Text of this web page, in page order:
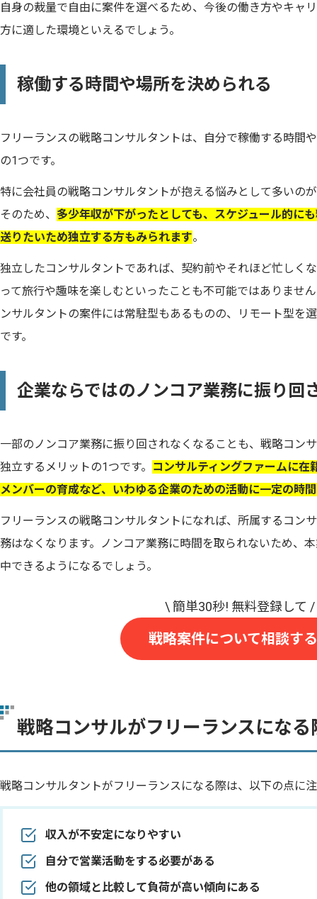
自身の裁量で自由に案件を選べるため、今後の働き方やキャ
方に適した環境といえるでしょう。
稼働する時間や場所を決められる
フリーランスの戦略コンサルタントは、自分で稼働する時間
の1つです。
特に会社員の戦略コンサルタントが抱える悩みとして多いの
そのため、 多少年収が下がったとしても、スケジュール的に
送りたいため独立する方もみられます。
独立したコンサルタントであれば、契約前やそれほど忙しく
って旅行や趣味を楽しむといったことも不可能ではありませ
ンサルタントの案件には常駐型もあるものの、リモート型を
です。
企業ならではのノンコア業務に振り回
一部のノンコア業務に振り回されなくなることも、戦略コン
独立するメリットの1つです。
コンサルティングファームに在
メンバーの育成など、いわゆる企業のための活動に一定の時
フリーランスの戦略コンサルタントになれば、所属するコン
務はなくなります。ノンコア業務に時間を取られないため、
中できるようになるでしょう。
戦略案件について相談する
戦略コンサルがフリーランスになる
戦略コンサルタントがフリーランスになる際は、以下の点に
収入が不安定になりやすい
自分で営業活動をする必要がある
他の領域と比較して負荷が高い傾向にある